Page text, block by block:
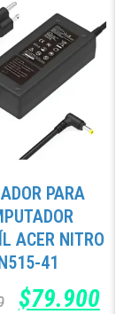
PARA
ACER NITRO
41
$79.900